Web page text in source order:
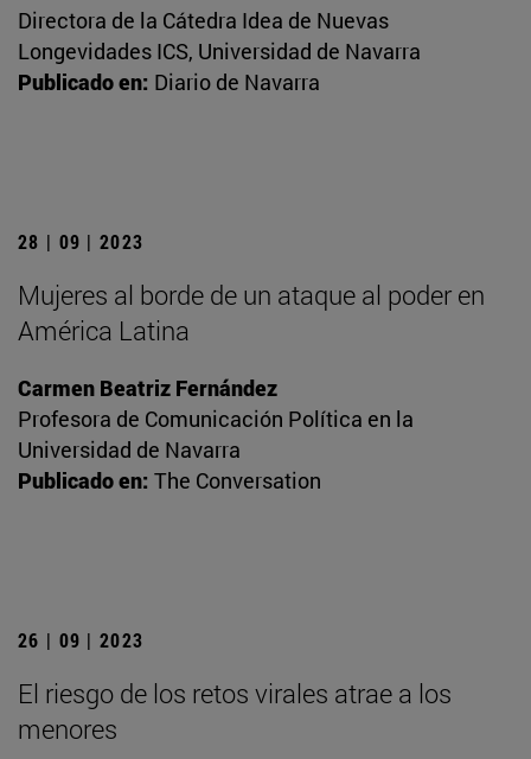
Directora de la Cátedra Idea de Nuevas
Longevidades ICS, Universidad de Navarra
Publicado en: Diario de Navarra
28 | 09 | 2023
Mujeres al borde de un ataque al poder en
América Latina
Carmen Beatriz Fernández
Profesora de Comunicación Política en la
Universidad de Navarra
Publicado en: The Conversation
26 | 09 | 2023
El riesgo de los retos virales atrae a los
menores